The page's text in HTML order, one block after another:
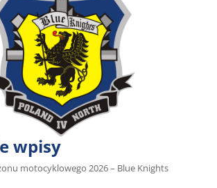
wpisy
motocyklowego 2026 – Blue Knights